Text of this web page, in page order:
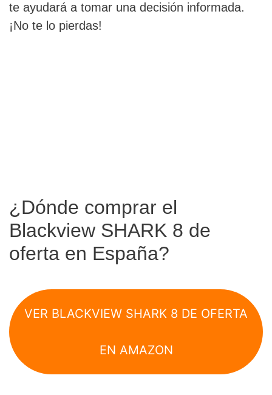
te ayudará a tomar una decisión informada.
¡No te lo pierdas!
¿Dónde comprar el
Blackview SHARK 8 de
oferta en España?
VER BLACKVIEW SHARK 8 DE OFERTA
EN AMAZON